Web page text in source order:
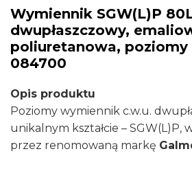
084700
Wymiennik SGW(L)P
dwupłaszczowy,
poliuretanowa, poziomy
084700
Opis produktu
Poziomy wymiennik c.w.u.
unikalnym kształcie –
przez renomowaną markę